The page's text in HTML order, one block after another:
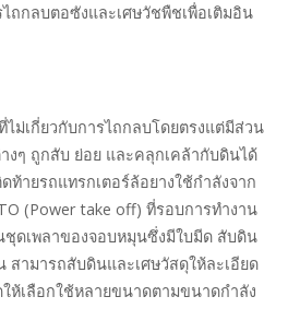
ไถกลบตอซังและเศษวัชพืชเพื่อเติมอิน
ไม่เกี่ยวกับการไถกลบโดยตรงแต่มีส่วน
งๆ ถูกสับ ย่อย และคลุกเคล้ากับดินได้
ท้ายรถแทรกเตอร์ล้อยางใช้กำลังจาก
(Power take off) ที่รอบการทำงาน
ดเพลาของจอบหมุนซึ่งมีใบมีด สับดิน
ามารถสับดินและเศษวัสดุให้ละเอียด
ห้เลือกใช้หลายขนาดตามขนาดกำลัง